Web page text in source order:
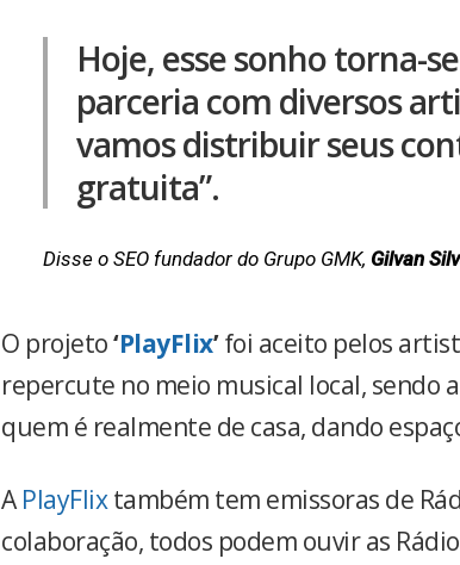
Hoje, esse sonho torna-
parceria com diversos
vamos distribuir seus
gratuita”.
Disse o SEO fundador do Grupo GMK, Gilvan
O projeto‘PlayFlix’foi aceito pelos
repercute no meio musical local, sendo
quem é realmente de casa, dando
A PlayFlixtambém tem emissoras de
colaboração, todos podem ouvir as